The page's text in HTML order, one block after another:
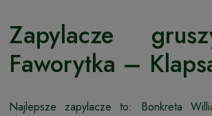
Zapylacze
Faworytka –
Najlepsze zapylacze to: Bonkreta